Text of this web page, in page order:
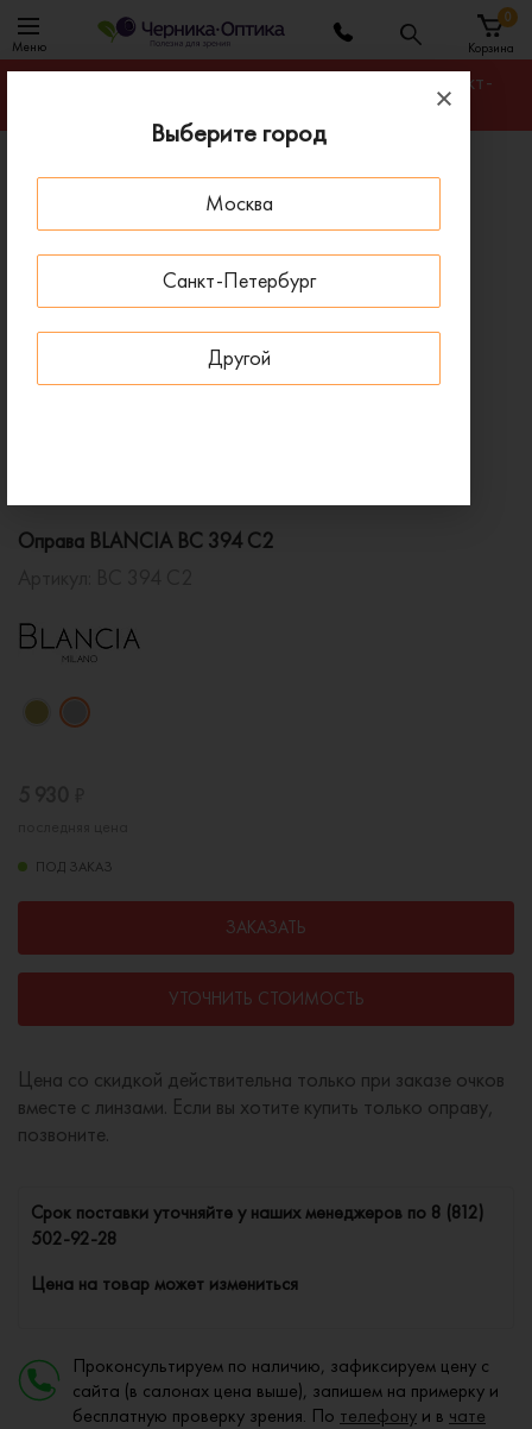
Выберите город
Москва
Санкт-Петербург
Другой
Меню Корзина
0
Гарантируем лучшую цену на любую оправу в Санкт-
Главная
Оправы для очков
Оправа BLANCIA BC 394 C2
Оправа BLANCIA BC 394 C2
ПОД ЗАКАЗ
ЗАКАЗАТЬ
УТОЧНИТЬ СТОИМОСТЬ
Цена со скидкой действительна только при заказе очков
вместе с линзами. Если вы хотите купить только оправу,
позвоните.
Cрок поставки уточняйте у наших менеджеров по 8 (812)
502-92-28
Цена на товар может измениться
Проконсультируем по наличию, зафиксируем цену с
сайта (в салонах цена выше), запишем на примерку и
бесплатную проверку зрения. По телефону и в чате
ПОД ЗАКАЗ